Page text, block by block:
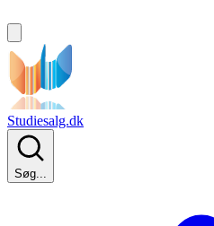
Studiesalg.dk
Søg...